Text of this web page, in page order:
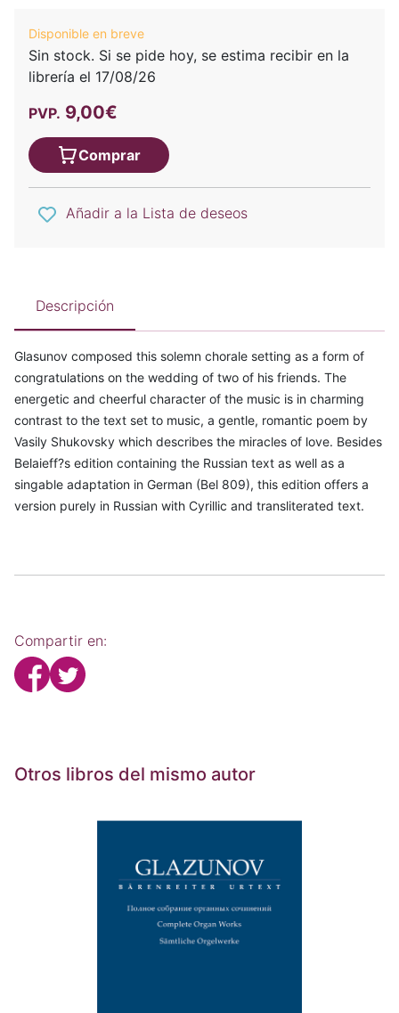
Disponible en breve
Sin stock. Si se pide hoy, se estima recibir en la
librería el 17/08/26
PVP. 9,00€
Comprar
Añadir a la Lista de deseos
Descripción
Glasunov composed this solemn chorale setting as a form of
congratulations on the wedding of two of his friends. The
energetic and cheerful character of the music is in charming
contrast to the text set to music, a gentle, romantic poem by
Vasily Shukovsky which describes the miracles of love. Besides
Belaieff?s edition containing the Russian text as well as a
singable adaptation in German (Bel 809), this edition offers a
version purely in Russian with Cyrillic and transliterated text.
Compartir en:
Otros libros del mismo autor